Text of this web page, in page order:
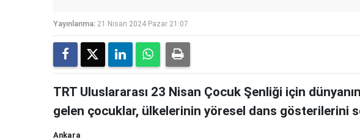
Yayınlanma: 21 Nisan 2024 Pazar 21:07
TRT Uluslararası 23 Nisan Çocuk Şenliği için
gelen çocuklar, ülkelerinin yöresel dans gösterilerini
Ankara